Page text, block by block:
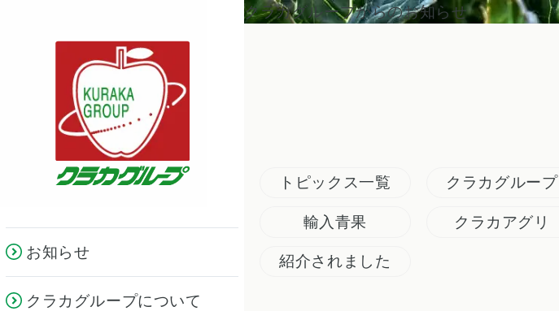
お知らせ
クラカグループについて
クラカグループからのお知らせ
トピックス一覧 クラカグループ
輸入青果 クラカアグリ
紹介されました